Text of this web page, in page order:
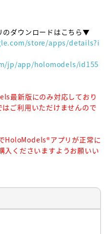
ダウンロードはこちら▼
store/apps/details?i
jp/app/holomodels/id155
最新版にのみ対応しており
ご利用いただけませんので
HoloModels®︎アプリが正常に
入くださいますようお願いい